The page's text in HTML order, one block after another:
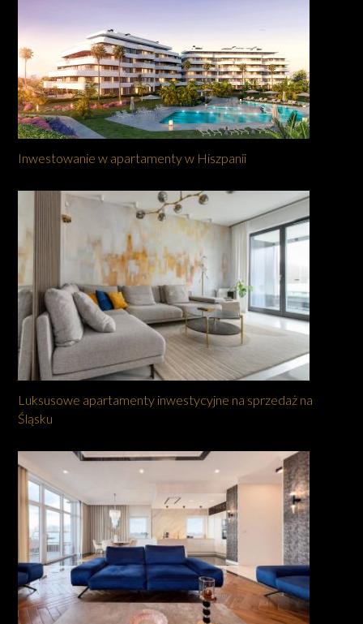
Inwestowanie w apartamenty w Hiszpanii
Luksusowe apartamenty inwestycyjne na sprzedaż na
Śląsku